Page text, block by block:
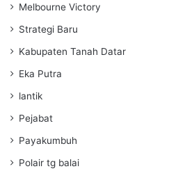
Melbourne Victory
Strategi Baru
Kabupaten Tanah Datar
Eka Putra
lantik
Pejabat
Payakumbuh
Polair tg balai